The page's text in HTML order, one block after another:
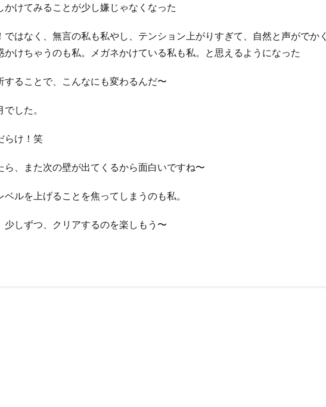
かけてみることが少し嫌じゃなくなった
ではなく、無言の私も私やし、テンション上がりすぎて、自然と声がでかく
かけちゃうのも私。メガネかけている私も私。と思えるようになった
することで、こんなにも変わるんだ〜
した。
らけ！笑
ら、また次の壁が出てくるから面白いですね〜
ベルを上げることを焦ってしまうのも私。
少しずつ、クリアするのを楽しもう〜